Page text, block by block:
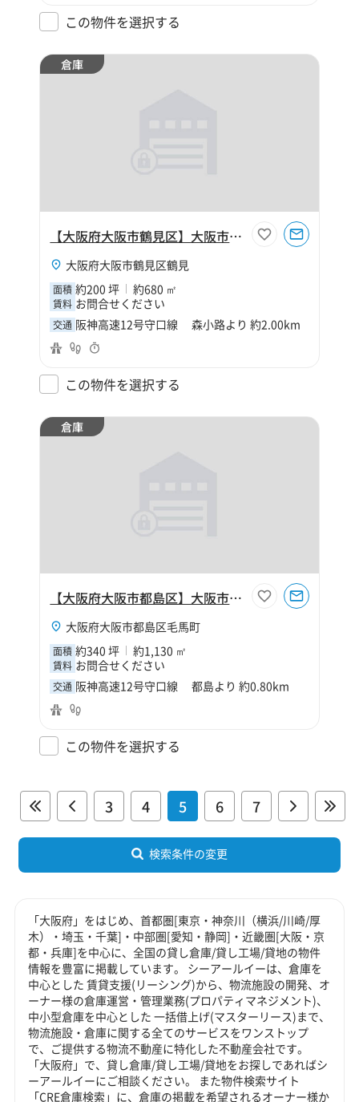
この物件を選択する
倉庫
【大阪府大阪市鶴見区】大阪市鶴見区鶴見4丁目210坪倉庫
大阪府大阪市鶴見区鶴見
面積 約200 坪 約680 ㎡
賃料 お問合せください
交通 阪神高速12号守口線 森小路より 約2.00km
この物件を選択する
倉庫
【大阪府大阪市都島区】大阪市都島区毛馬町5丁目340坪倉庫
大阪府大阪市都島区毛馬町
面積 約340 坪 約1,130 ㎡
賃料 お問合せください
交通 阪神高速12号守口線 都島より 約0.80km
この物件を選択する
3 4 5 6 7
検索条件の変更
「大阪府」をはじめ、首都圏[東京・神奈川（横浜/川崎/厚
木）・埼玉・千葉]・中部圏[愛知・静岡]・近畿圏[大阪・京
都・兵庫]を中心に、全国の貸し倉庫/貸し工場/貸地の物件
情報を豊富に掲載しています。 シーアールイーは、倉庫を
中心とした 賃貸支援(リーシング)から、物流施設の開発、オ
ーナー様の倉庫運営・管理業務(プロパティマネジメント)、
中小型倉庫を中心とした 一括借上げ(マスターリース)まで、
物流施設・倉庫に関する全てのサービスをワンストップ
で、ご提供する物流不動産に特化した不動産会社です。
「大阪府」で、貸し倉庫/貸し工場/貸地をお探しであればシ
ーアールイーにご相談ください。 また物件検索サイト
「CRE倉庫検索」に、倉庫の掲載を希望されるオーナー様か